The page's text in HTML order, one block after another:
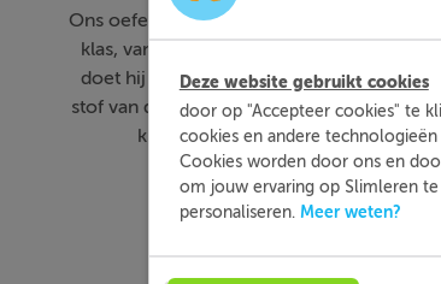
Ons oefenmateriaal is voor elk kind met
klas, van vmbo tot vwo. Wil je kind even
doet hij of zij gewoon een stapje terug.
stof van de basisschool nog eens
kind aanpast, gebeurt alles op het
Deze website gebruikt cookies
door op "Accepteer cookies" te
cookies en andere
Cookies worden door ons en
om jouw ervaring op Slimleren
personaliseren. Meer weten?